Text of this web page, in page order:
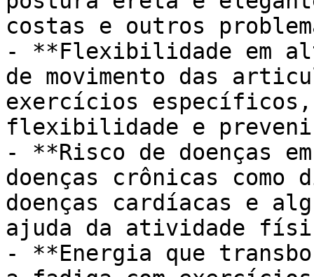
costas e outros
- **Flexibilidade em
de movimento das
exercícios
flexibilidade e
- **Risco de doenças
doenças crônicas
doenças cardíacas e
ajuda da atividade
- **Energia que